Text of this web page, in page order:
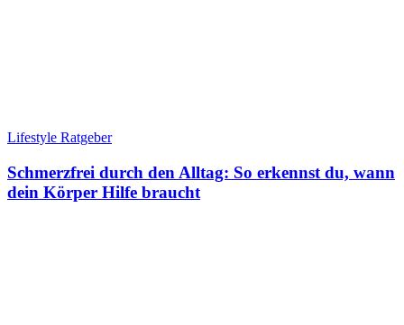
Lifestyle Ratgeber
Schmerzfrei durch den Alltag: So erkennst du, wann
dein Körper Hilfe braucht